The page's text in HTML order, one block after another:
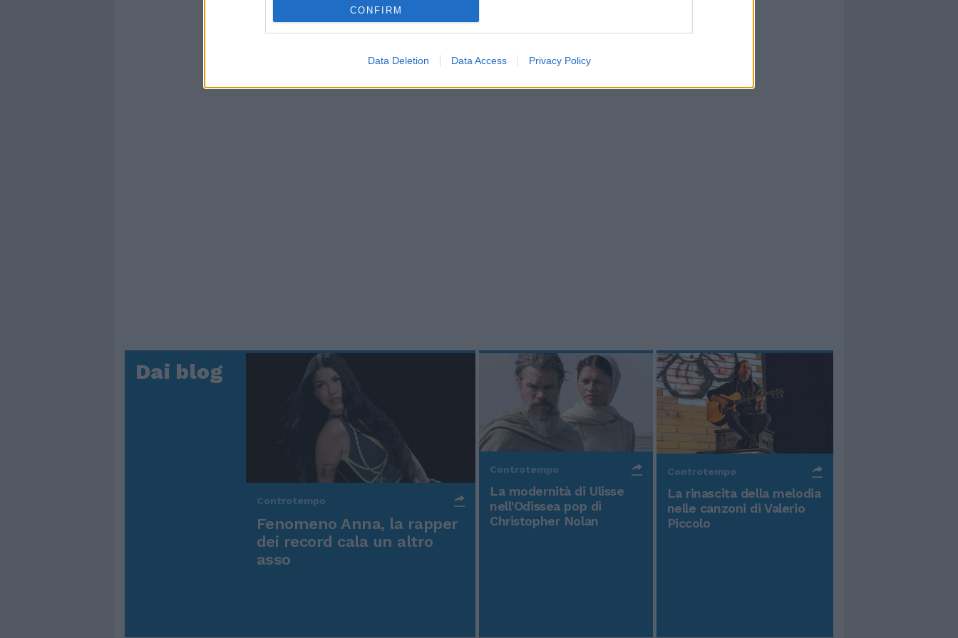
CONFIRM
Data Deletion Data Access Privacy Policy
Dai blog
Controtempo
Fenomeno Anna, la rapper
dei record cala un altro
asso
Controtempo
La modernità di Ulisse
nell'Odissea pop di
Christopher Nolan
Controtempo
La rinascita della melodia
nelle canzoni di Valerio
Piccolo